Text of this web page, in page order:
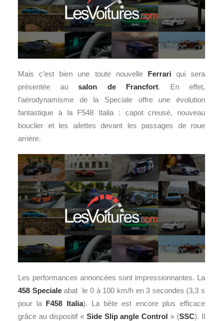
Mais c’est bien une toute nouvelle Ferrari qui sera
présentée ausalon de Francfort. En effet,
l’aérodynamisme de la Speciale offre une évolution
fantastique à la F548 Italia : capot creusé, nouveau
bouclier et les ailettes devant les passages de roue
arrière.
Les performances annoncées sont impressionnantes. La
458 Specialeabat le 0 à 100 km/h en 3 secondes (3,3 s
pour la F458 Italia). La bête est encore plus efficace
grâce au dispositif « Side Slip angle Control » (SSC). Il